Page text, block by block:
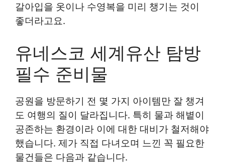
갈아입을 옷이나 수영복을 미리 챙기는 것이
좋더라고요.
유네스코 세계유산 탐방
필수 준비물
공원을 방문하기 전 몇 가지 아이템만 잘 챙겨
도 여행의 질이 달라집니다. 특히 물과 해볕이
공존하는 환경이라 이에 대한 대비가 철저해야
했습니다. 제가 직접 다녀오며 느낀 꼭 필요한
물건들은 다음과 같습니다.